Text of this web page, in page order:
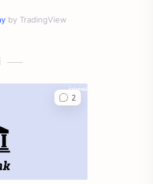
by TradingView